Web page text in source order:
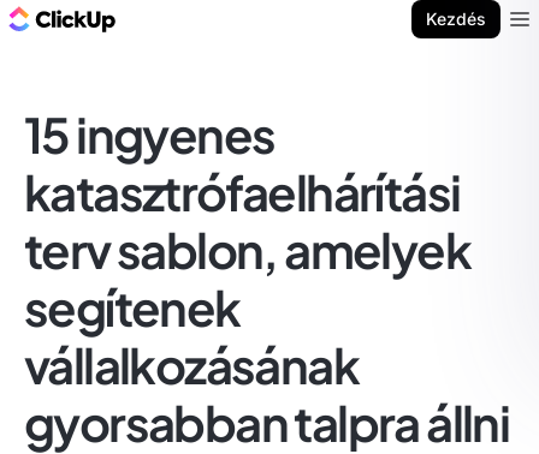
Kezdés
15 ingyenes
katasztrófaelhárítási
terv sablon, amelyek
segítenek
vállalkozásának
gyorsabban talpra állni